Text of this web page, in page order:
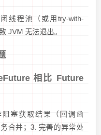
线程池（或用try-with-
JVM 无法退出。
相比 Future
塞获取结果（回调函
合并；3. 完善的异常处